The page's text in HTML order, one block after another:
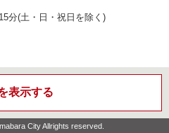
分(土・日・祝日を除く)
表示する
City Allrights reserved.